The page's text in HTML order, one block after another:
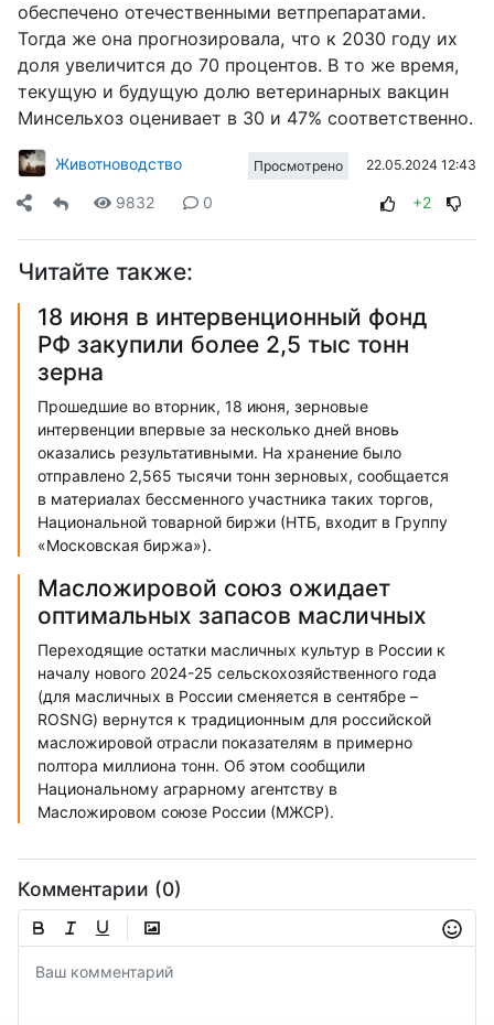
обеспечено отечественными ветпрепаратами.
Тогда же она прогнозировала, что к 2030 году их
доля увеличится до 70 процентов. В то же время,
текущую и будущую долю ветеринарных вакцин
Минсельхоз оценивает в 30 и 47% соответственно.
Животноводство Просмотрено 22.05.2024 12:43
9832 0 +2
Читайте также:
18 июня в интервенционный фонд
РФ закупили более 2,5 тыс тонн
зерна
Прошедшие во вторник, 18 июня, зерновые
интервенции впервые за несколько дней вновь
оказались результативными. На хранение было
отправлено 2,565 тысячи тонн зерновых, сообщается
в материалах бессменного участника таких торгов,
Национальной товарной биржи (НТБ, входит в Группу
«Московская биржа»).
Масложировой союз ожидает
оптимальных запасов масличных
Переходящие остатки масличных культур в России к
началу нового 2024-25 сельскохозяйственного года
(для масличных в России сменяется в сентябре –
ROSNG) вернутся к традиционным для российской
масложировой отрасли показателям в примерно
полтора миллиона тонн. Об этом сообщили
Национальному аграрному агентству в
Масложировом союзе России (МЖСР).
Комментарии (0)